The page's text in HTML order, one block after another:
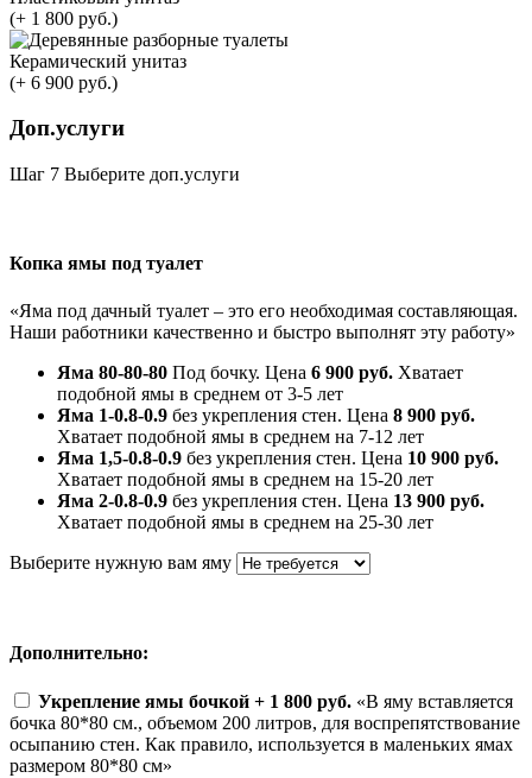
(+ 1 800 руб.)
Керамический унитаз
(+ 6 900 руб.)
Доп.услуги
Шаг 7 Выберите доп.услуги
Копка ямы под туалет
«Яма под дачный туалет – это его необходимая составляющая.
Наши работники качественно и быстро выполнят эту работу»
Яма 80-80-80 Под бочку. Цена 6 900 руб. Хватает
подобной ямы в среднем от 3-5 лет
Яма 1-0.8-0.9 без укрепления стен. Цена 8 900 руб.
Хватает подобной ямы в среднем на 7-12 лет
Яма 1,5-0.8-0.9 без укрепления стен. Цена 10 900 руб.
Хватает подобной ямы в среднем на 15-20 лет
Яма 2-0.8-0.9 без укрепления стен. Цена 13 900 руб.
Хватает подобной ямы в среднем на 25-30 лет
Выберите нужную вам яму
Дополнительно:
Укрепление ямы бочкой + 1 800 руб. «В яму вставляется
бочка 80*80 см., объемом 200 литров, для воспрепятствование
осыпанию стен. Как правило, используется в маленьких ямах
размером 80*80 см»